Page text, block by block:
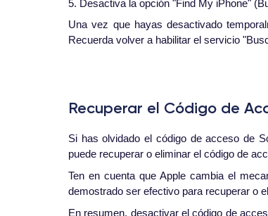
5. Desactiva la opción "Find My iPhone"
Una vez que hayas desactivado
Recuerda volver a habilitar el servicio
Recuperar el Código de
Si has olvidado el código de acceso de
puede recuperar o eliminar el código de
Ten en cuenta que Apple cambia el
demostrado ser efectivo para recuperar o
En resumen, desactivar el código de